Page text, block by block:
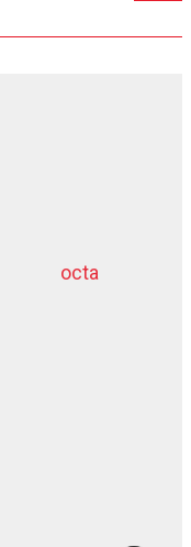
octa
dziļurbums